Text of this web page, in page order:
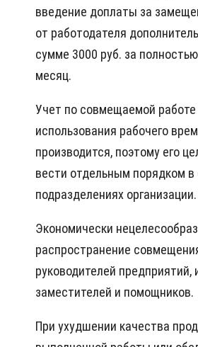
введение доплаты за
от работодателя
сумме 3000 руб. за
месяц.
Учет по совмещаемой работе
использования рабочего
производится, поэтому его
вести отдельным порядком в
подразделениях организации.
Экономически
распространение
руководителей предприятий,
заместителей и помощников.
При ухудшении качества